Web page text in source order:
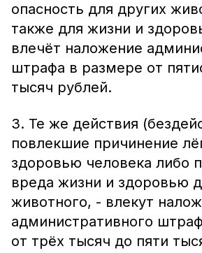
опасность для других
также для жизни и
влечёт наложение
штрафа в размере от
тысяч рублей.
3. Те же действия
повлекшие причинение
здоровью человека либо
вреда жизни и здоровью
животного, - влекут
административного
от трёх тысяч до пяти